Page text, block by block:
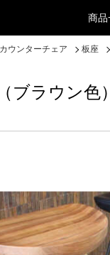
商品
カウンターチェア 板座
ブラウン色）